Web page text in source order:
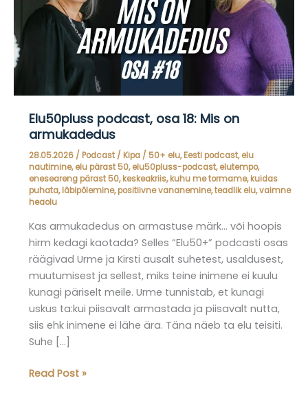
Elu50pluss podcast, osa 18: Mis on
armukadedus
28.05.2026 / Podcast/ Kipa / 50+ elu,Eesti podcast,elu
nautimine,elu pärast 50,elu50pluss-podcast,elutempo,
eneseareng pärast 50,keskeakriis,kuhu me tormame,kuidas
puhata,läbipõlemine,positiivne vananemine,teadlik elu,vaimne
heaolu
Kas armukadedus on armastuse märk… või hoopis
hirm kedagi kaotada? Selles “Elu50+” podcasti osas
räägivad Urme ja Kirsti ausalt suhetest, usaldusest,
muutumisest ja sellest, miks teine inimene ei kuulu
kunagi päriselt meile. Urme tunnistab, et kunagi
uskus ta:kui piisavalt armastada ja piisavalt nutta,
siis ehk inimene ei lähe ära. Täna näeb ta elu teisiti.
Suhe […]
Elu50pluss
Read Post »